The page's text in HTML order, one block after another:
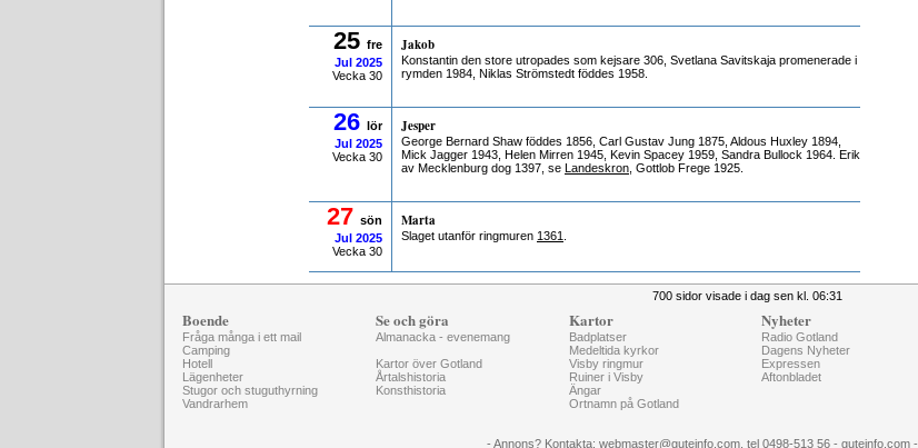
25 fre
Jul 2025
Vecka 30
Jakob
Konstantin den store utropades som kejsare 306, Svetlana Savitskaja promenerade i
rymden 1984, Niklas Strömstedt föddes 1958.
26 lör
Jul 2025
Vecka 30
Jesper
George Bernard Shaw föddes 1856, Carl Gustav Jung 1875, Aldous Huxley 1894,
Mick Jagger 1943, Helen Mirren 1945, Kevin Spacey 1959, Sandra Bullock 1964. Erik
av Mecklenburg dog 1397, se Landeskron , Gottlob Frege 1925.
27 sön
Jul 2025
Vecka 30
Marta
Slaget utanför ringmuren 1361
700 sidor visade i dag sen kl. 06:31
Boende
Fråga många i ett mail
Camping
Hotell
Lägenheter
Stugor och stuguthyrning
Vandrarhem
Se och göra
Almanacka - evenemang
Kartor över Gotland
Årtalshistoria
Konsthistoria
Kartor
Badplatser
Medeltida kyrkor
Visby ringmur
Ruiner i Visby
Ängar
Ortnamn på Gotland
Nyheter
Radio Gotland
Dagens Nyheter
Expressen
Aftonbladet
- Annons? Kontakta: webmaster@guteinfo.com, tel 0498-513 56 - guteinfo.com -